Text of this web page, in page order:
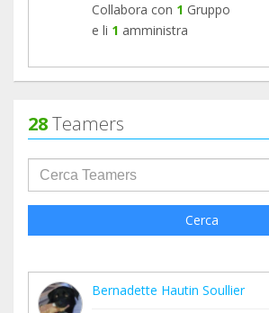
Collabora con 1 Gruppo
e li 1 amministra
28Teamers
Cerca
Bernadette Hautin Soullier